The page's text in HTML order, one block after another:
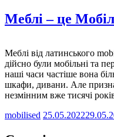
Меблі – це
Меблі від латинського
дійсно були мобільні та
наші часи частіше вона
шкафи, дивани. Але
незмінним вже тисячі
mobilised 25.05.2022